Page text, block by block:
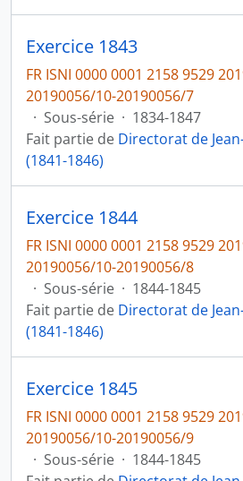
Exercice 1843
FR ISNI 0000 0001 2158 9529
20190056/10-20190056/7
· Sous-série · 1834-1847
Fait partie de Directorat de
(1841-1846)
Exercice 1844
FR ISNI 0000 0001 2158 9529
20190056/10-20190056/8
· Sous-série · 1844-1845
Fait partie de Directorat de
(1841-1846)
Exercice 1845
FR ISNI 0000 0001 2158 9529
20190056/10-20190056/9
· Sous-série · 1844-1845